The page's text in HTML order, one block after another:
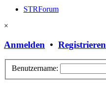
STRForum
×
Anmelden • Registrieren
Benutzername: